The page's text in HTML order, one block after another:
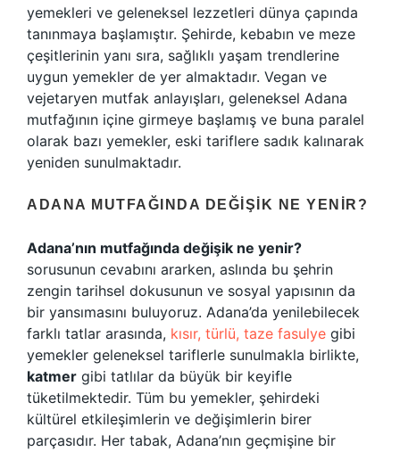
yemekleri ve geleneksel lezzetleri dünya çapında
tanınmaya başlamıştır. Şehirde, kebabın ve meze
çeşitlerinin yanı sıra, sağlıklı yaşam trendlerine
uygun yemekler de yer almaktadır. Vegan ve
vejetaryen mutfak anlayışları, geleneksel Adana
mutfağının içine girmeye başlamış ve buna paralel
olarak bazı yemekler, eski tariflere sadık kalınarak
yeniden sunulmaktadır.
ADANA MUTFAĞINDA DEĞIŞIK NE YENIR?
Adana’nın mutfağında değişik ne yenir?
sorusunun cevabını ararken, aslında bu şehrin
zengin tarihsel dokusunun ve sosyal yapısının da
bir yansımasını buluyoruz. Adana’da yenilebilecek
farklı tatlar arasında, kısır, türlü, taze fasulye gibi
yemekler geleneksel tariflerle sunulmakla birlikte,
katmer gibi tatlılar da büyük bir keyifle
tüketilmektedir. Tüm bu yemekler, şehirdeki
kültürel etkileşimlerin ve değişimlerin birer
parçasıdır. Her tabak, Adana’nın geçmişine bir